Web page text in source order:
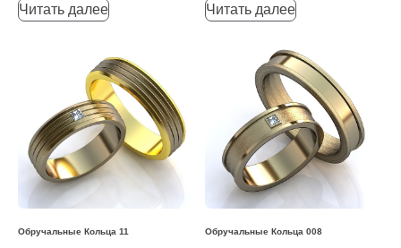
Читать далее Читать далее
Обручальные Кольца 11 Обручальные Кольца 008